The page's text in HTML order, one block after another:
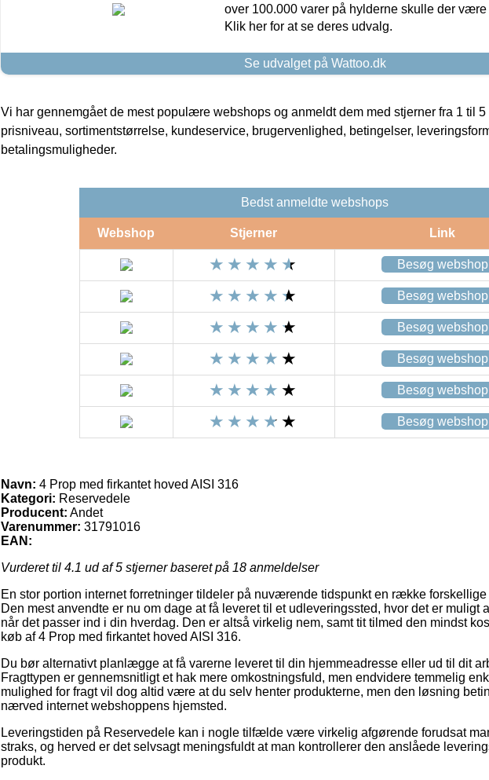
over 100.000 varer på hylderne skulle der
Klik her for at se deres udvalg.
Se udvalget på Wattoo.dk
Vi har gennemgået de mest populære webshops og anmeldt dem med stjerner fra 1 til 5
prisniveau, sortimentstørrelse, kundeservice, brugervenlighed, betingelser,
betalingsmuligheder.
Bedst anmeldte webshops
Webshop Stjerner Link
Besøg webshop
Besøg webshop
Besøg webshop
Besøg webshop
Besøg webshop
Besøg webshop
Navn: 4 Prop med firkantet hoved AISI 316
Kategori: Reservedele
Producent: Andet
Varenummer: 31791016
EAN:
Vurderet til 4.1 ud af 5 stjerner baseret på 18 anmeldelser
En stor portion internet forretninger tildeler på nuværende tidspunkt en række
Den mest anvendte er nu om dage at få leveret til et udleveringssted, hvor det er muligt
når det passer ind i din hverdag. Den er altså virkelig nem, samt tit tilmed den mindst
køb af 4 Prop med firkantet hoved AISI 316.
Du bør alternativt planlægge at få varerne leveret til din hjemmeadresse eller ud til dit
Fragttypen er gennemsnitligt et hak mere omkostningsfuld, men endvidere temmelig
mulighed for fragt vil dog altid være at du selv henter produkterne, men den løsning
nærved internet webshoppens hjemsted.
Leveringstiden på Reservedele kan i nogle tilfælde være virkelig afgørende forudsat
straks, og herved er det selvsagt meningsfuldt at man kontrollerer den anslåede
produkt.